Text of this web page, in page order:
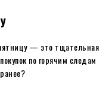
— это тщательная
по горячим следам